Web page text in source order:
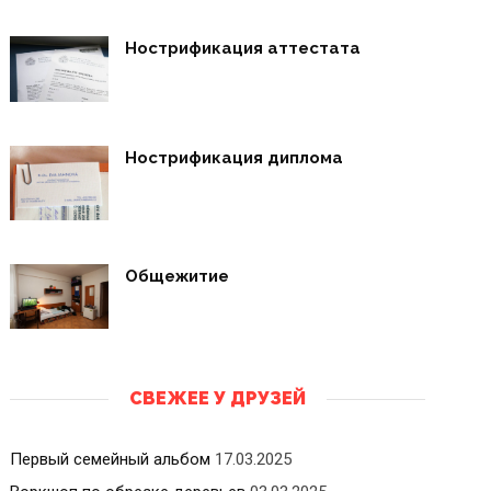
Нострификация аттестата
Нострификация диплома
Общежитие
СВЕЖЕЕ У ДРУЗЕЙ
Первый семейный альбом 17.03.2025